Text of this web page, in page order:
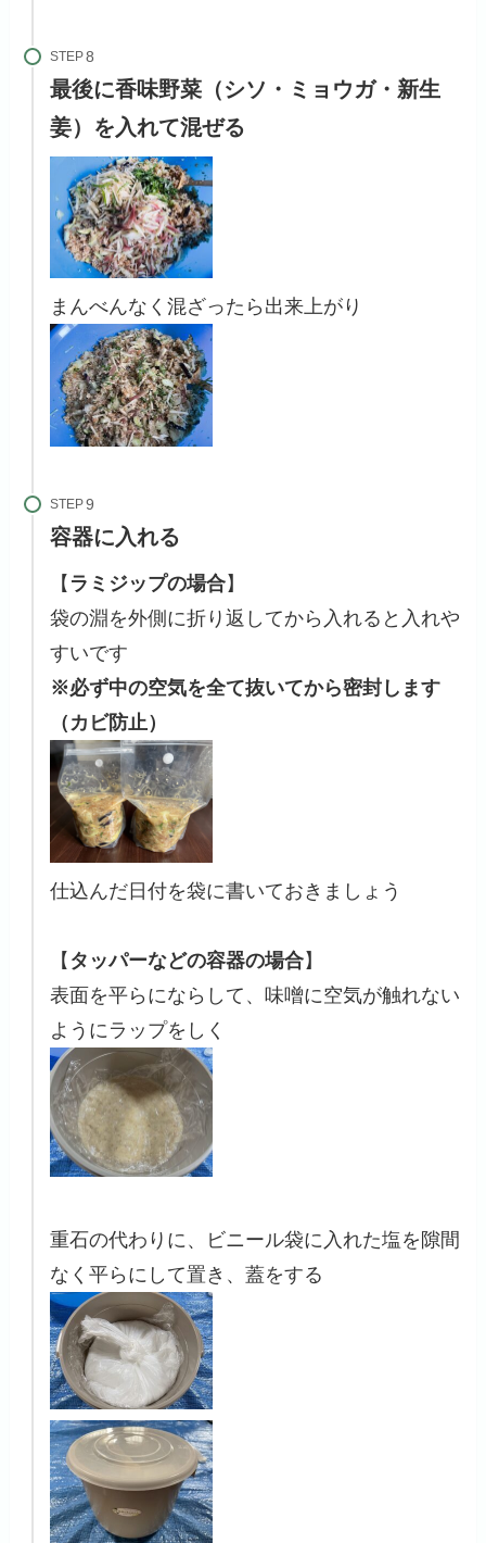
STEP
最後に香味野菜（シソ・ミョウガ・新生
姜）を入れて混ぜる
まんべんなく混ざったら出来上がり
STEP
容器に入れる
【 ラミジップの場合】
袋の淵を外側に折り返してから入れると入れや
すいです
※必ず中の空気を全て抜いてから密封します
（カビ防止）
仕込んだ日付を袋に書いておきましょう
【 タッパーなどの容器の場合】
表面を平らにならして、味噌に空気が触れない
ようにラップをしく
重石の代わりに、ビニール袋に入れた塩を隙間
なく平らにして置き、蓋をする